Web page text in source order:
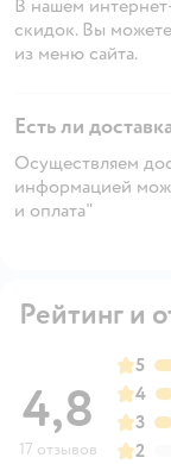
В нашем
скидок. Вы
из меню сайта.
Есть ли
Осуществляем
информацией
и оплата"
Рейтинг и
4,8
17 отзывов
5
4
3
2